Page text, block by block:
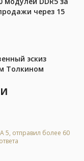
через 15
эскиз
Толкином
5, отправил более 60